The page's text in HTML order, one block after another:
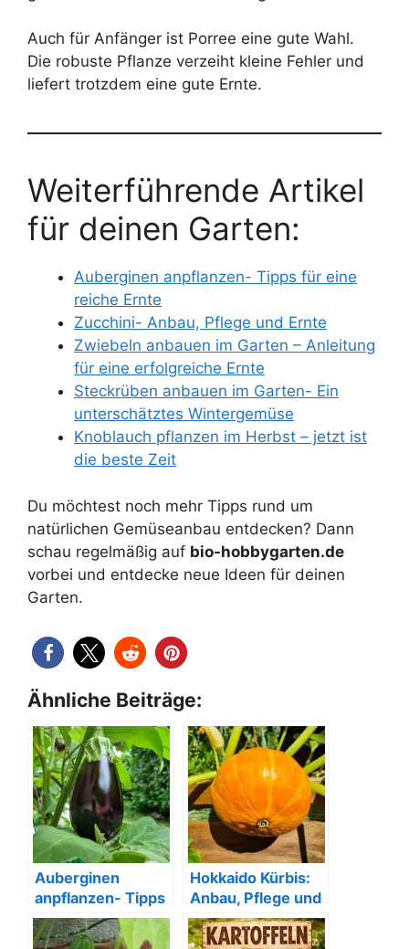
Auch für Anfänger ist Porree eine gute Wahl.
Die robuste Pflanze verzeiht kleine Fehler und
liefert trotzdem eine gute Ernte.
Weiterführende Artikel
für deinen Garten:
Auberginen anpflanzen- Tipps für eine
reiche Ernte
Zucchini- Anbau, Pflege und Ernte
Zwiebeln anbauen im Garten – Anleitung
für eine erfolgreiche Ernte
Steckrüben anbauen im Garten- Ein
unterschätztes Wintergemüse
Knoblauch pflanzen im Herbst – jetzt ist
die beste Zeit
Du möchtest noch mehr Tipps rund um
natürlichen Gemüseanbau entdecken? Dann
schau regelmäßig auf bio-hobbygarten.de
vorbei und entdecke neue Ideen für deinen
Garten.
Ähnliche Beiträge:
Auberginen
anpflanzen- Tipps
für eine reiche
Ernte
Hokkaido Kürbis:
Anbau, Pflege und
Verwendung im
Bio-Garten